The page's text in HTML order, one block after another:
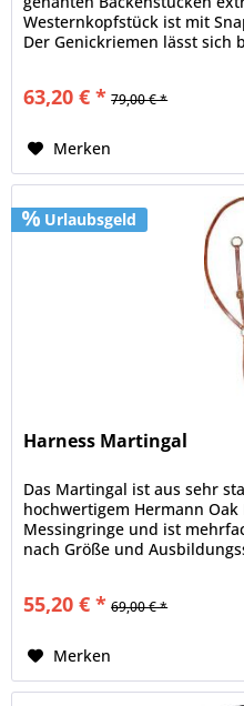
Westernkopfstück ist mit
Der Genickriemen lässt sich
63,20 € * 79,00 € *
Merken
Urlaubsgeld
Harness Martingal
Das Martingal ist aus sehr
hochwertigem Hermann
Messingringe und ist
nach Größe und
55,20 € * 69,00 € *
Merken